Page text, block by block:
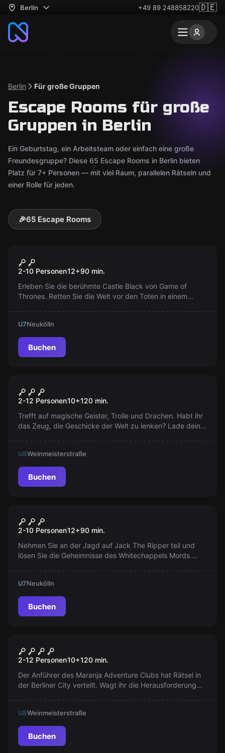
Berlin +49 89 248858220🇩🇪
Berlin Für große Gruppen
Escape Rooms für große
Gruppen in Berlin
Ein Geburtstag, ein Arbeitsteam oder einfach eine große
Freundesgruppe? Diese 65 Escape Rooms in Berlin bieten
Platz für 7+ Personen — mit viel Raum, parallelen Rätseln und
einer Rolle für jeden.
🎉65 Escape Rooms
Populär
Winter is coming
2-10 Personen12+90 min.
Erleben Sie die berühmte Castle Black von Game of
Thrones. Retten Sie die Welt vor den Toten in einem
Hoffnung!
U7Neukölln
Buchen
Populär
Auroras magischer Würfel
2-12 Personen10+120 min.
Trefft auf magische Geister, Trolle und Drachen. Habt ihr
das Zeug, die Geschicke der Welt zu lenken? Lade deine
U8Weinmeisterstraße
Buchen
Populär
Jack der Ripper
2-10 Personen12+90 min.
Nehmen Sie an der Jagd auf Jack The Ripper teil und
lösen Sie die Geheimnisse des Whitechappels Mords.
U7Neukölln
Buchen
Populär
Theodors Herausforderung
2-12 Personen10+120 min.
Der Anführer des Maranja Adventure Clubs hat Rätsel in
der Berliner City verteilt. Wagt ihr die Herausforderung
U8Weinmeisterstraße
Buchen